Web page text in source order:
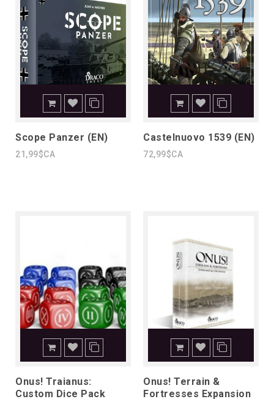
Scope Panzer (EN)
21,99$CA
Castelnuovo 1539 (EN)
72,99$CA
Onus! Traianus:
Custom Dice Pack
Onus! Terrain &
Fortresses Expansion